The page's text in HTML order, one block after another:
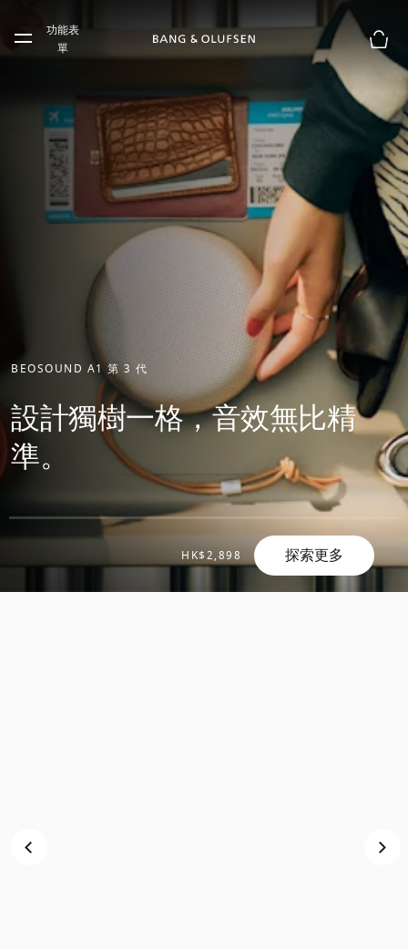
Skip to main footer
功能表
單
購物
BEOSOUND A1 第 3 代
設計獨樹一格，音效無比精
準。
HK$2,898 探索更多